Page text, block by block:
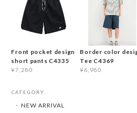
Front pocket design
short pants C4335
¥7,280
Border color
Tee C4369
¥6,980
CATEGORY
NEW ARRIVAL